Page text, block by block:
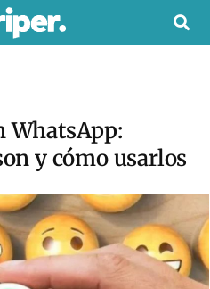
WhatsApp:
y cómo usarlos